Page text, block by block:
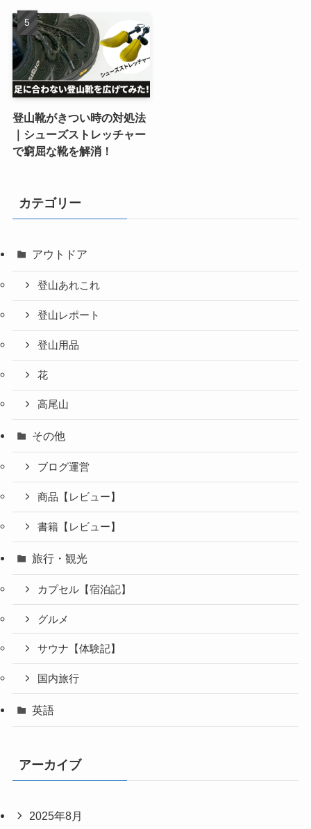
登山靴がきつい時の対処法
｜シューズストレッチャー
で窮屈な靴を解消！
カテゴリー
アウトドア
登山あれこれ
登山レポート
登山用品
花
高尾山
その他
ブログ運営
商品【レビュー】
書籍【レビュー】
旅行・観光
カプセル【宿泊記】
グルメ
サウナ【体験記】
国内旅行
英語
アーカイブ
2025年8月